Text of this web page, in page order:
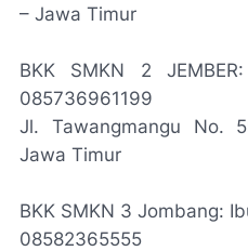
– Jawa Timur
BKK SMKN 2
085736961199
Jl. Tawangmangu No.
Jawa Timur
BKK SMKN 3 Jombang:
08582365555